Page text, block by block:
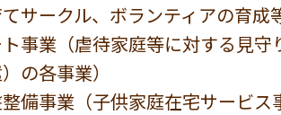
サークル、ボランティアの育成
事業（虐待家庭等に対する見
の各事業）
備事業（子供家庭在宅サービ